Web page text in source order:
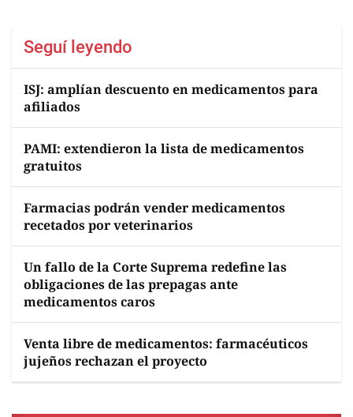
Seguí leyendo
ISJ: amplían descuento en medicamentos para
afiliados
PAMI: extendieron la lista de medicamentos
gratuitos
Farmacias podrán vender medicamentos
recetados por veterinarios
Un fallo de la Corte Suprema redefine las
obligaciones de las prepagas ante
medicamentos caros
Venta libre de medicamentos: farmacéuticos
jujeños rechazan el proyecto